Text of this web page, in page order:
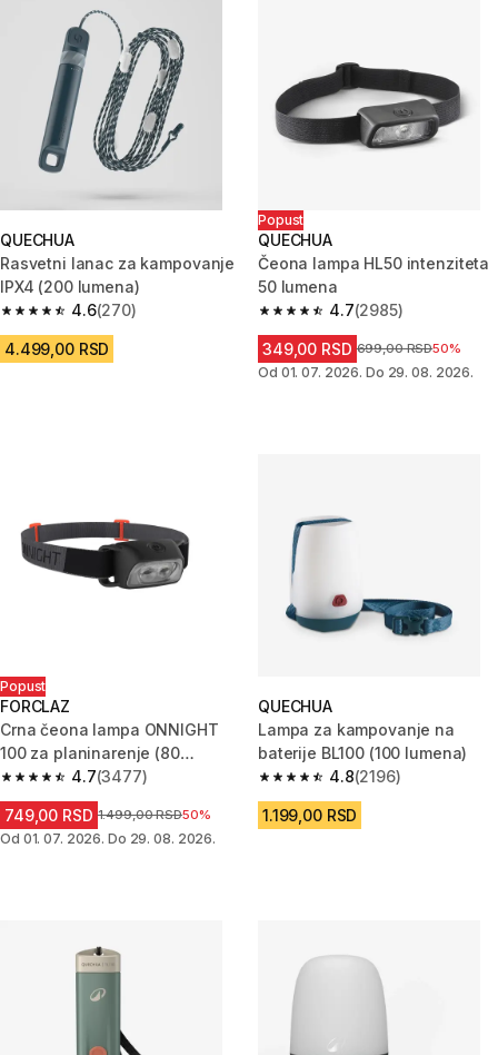
QUECHUA
Rasvetni lanac za kampovanje
IPX4 (200 lumena)
4.6
4.6 od 5 zvezdica from 270 Recenzije
(270)
4.499,00 RSD
Popust
QUECHUA
Čeona lampa HL50 intenziteta
50 lumena
4.7
4.7 od 5 zvezdica from 2985
(2985)
349,00 RSD Cena pre sniženja
699,00 RSD50%
Od 01. 07. 2026. Do 29. 08. 2026.
Popust
FORCLAZ
Crna čeona lampa ONNIGHT
100 za planinarenje (80
lumena) 4.7
4.7 od 5 zvezdica from 3477 Recenzije
(3477)
749,00 RSD Cena pre sniženja
1.499,00 RSD50%
Od 01. 07. 2026. Do 29. 08. 2026.
QUECHUA
Lampa za kampovanje na
baterije BL100 (100 lumena)
4.8
4.8 od 5 zvezdica from 2196
(2196)
1.199,00 RSD